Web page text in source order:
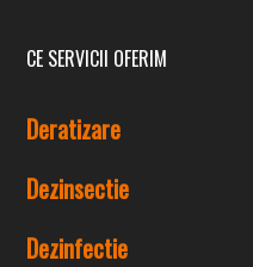
CE SERVICII OFERIM
Deratizare
Dezinsectie
Dezinfectie